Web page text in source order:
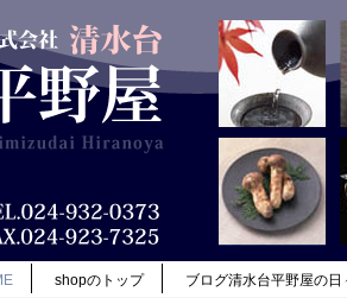
shopのトップ ブログ清水台平野屋の日